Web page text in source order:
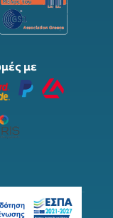
με
ALL RIGHTS